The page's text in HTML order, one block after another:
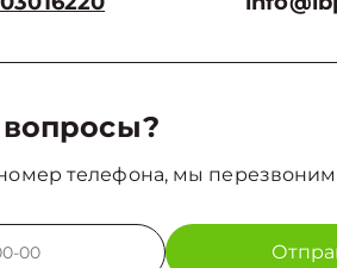
телефона, мы перезвоним